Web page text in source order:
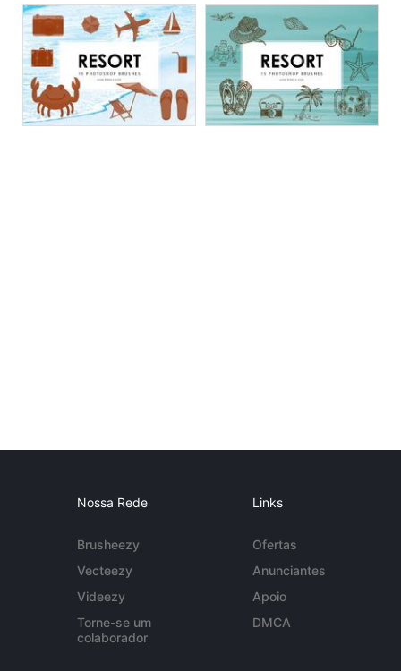
Nossa Rede
Brusheezy
Vecteezy
Videezy
Torne-se um
colaborador
Links
Ofertas
Anunciantes
Apoio
DMCA